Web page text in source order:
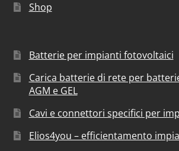
Shop
Batterie per impianti fotovoltaici
Carica batterie di rete per
AGM e GEL
Cavi e connettori specifici per
Elios4you – efficientamento